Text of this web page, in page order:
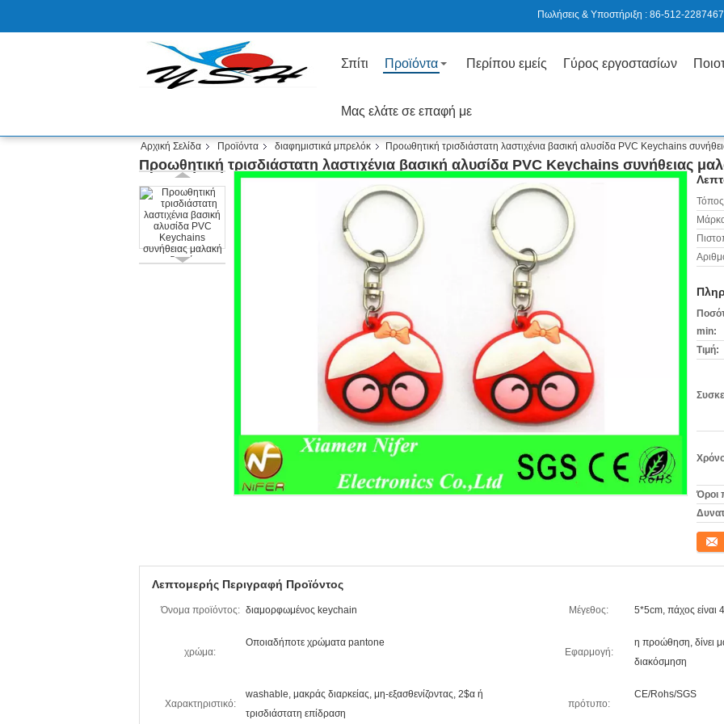
Πωλήσεις & Υποστήριξη : 86-512-2287467
Σπίτι Προϊόντα Περίπου εμείς Γύρος εργοστασίων
Μας ελάτε σε επαφή με
Αρχική Σελίδα Προϊόντα διαφημιστικά μπρελόκ Προωθητική τρισδιάστατη λαστιχένια βασική αλυσίδα PVC Keychains
Προωθητική τρισδιάστατη λαστιχένια βασική αλυσίδα PVC Keychains συνήθειας
min:
Τιμή:
Όροι
Λεπτομερής Περιγραφή Προϊόντος
Όνομα προϊόντος: διαμορφωμένος keychain Μέγεθος: 5*5cm, πάχος είναι
χρώμα:
Οποιαδήποτε χρώματα pantone
Εφαρμογή:
η προώθηση, δίνει
διακόσμηση
Χαρακτηριστικό:
washable, μακράς διαρκείας, μη-εξασθενίζοντας, 2$α ή
τρισδιάστατη επίδραση
πρότυπο:
CE/Rohs/SGS